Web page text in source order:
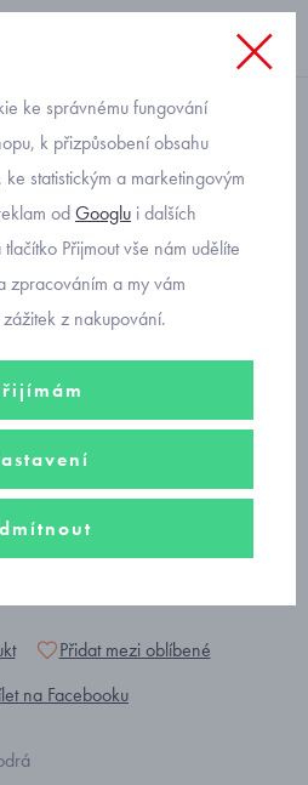
bačkory
Přidat mezi oblíbené
na Facebooku
ke správnému fungování
k přizpůsobení obsahu
statistickým a marketingovým
odGooglu i dalších
Přijmout vše nám udělíte
zpracováním a my vám
z nakupování.